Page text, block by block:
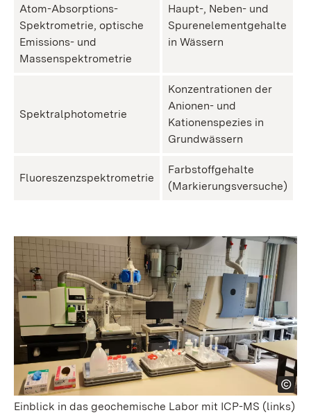
Atom-Absorptions-
Spektrometrie, optische
Emissions- und
Massenspektrometrie
Haupt-, Neben- und
Spurenelementgehalte
in Wässern
Spektralphotometrie
Konzentrationen der
Anionen- und
Kationenspezies in
Grundwässern
Fluoreszenzspektrometrie
Farbstoffgehalte
(Markierungsversuche)
Einblick in das geochemische Labor mit ICP-MS (links)